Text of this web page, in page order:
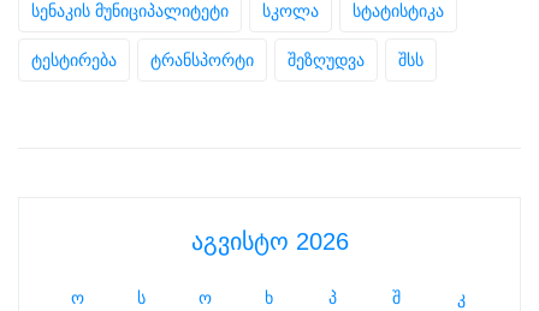
სენაკის მუნიციპალიტეტი სკოლა სტატისტიკა
ტესტირება ტრანსპორტი შეზღუდვა შსს
აგვისტო 2026
ო ს ო ხ პ შ კ